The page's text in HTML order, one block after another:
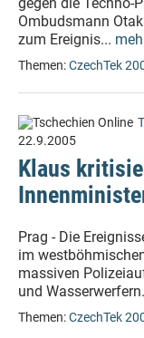
Ombudsmann
zum Ereignis...
Themen:CzechTek
22.9.2005
Klaus
Prag - Die
im
massiven
und
Themen:CzechTek